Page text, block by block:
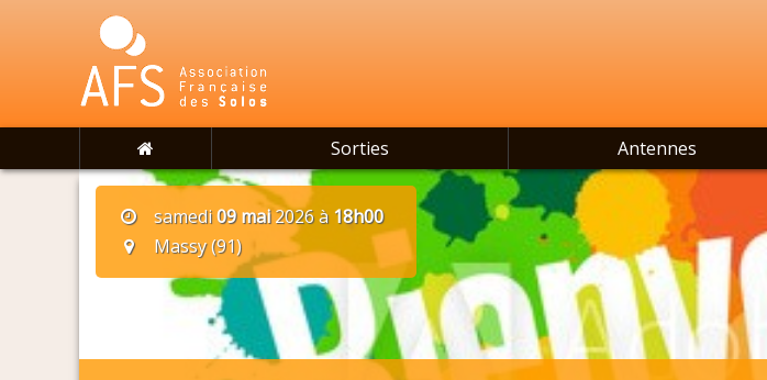
Sorties Antennes
samedi09 mai2026 à18h00
Massy (91)